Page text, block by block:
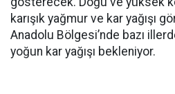
karışık yağmur ve kar yağışı
Anadolu Bölgesi’nde bazı
yoğun kar yağışı bekleniyor.